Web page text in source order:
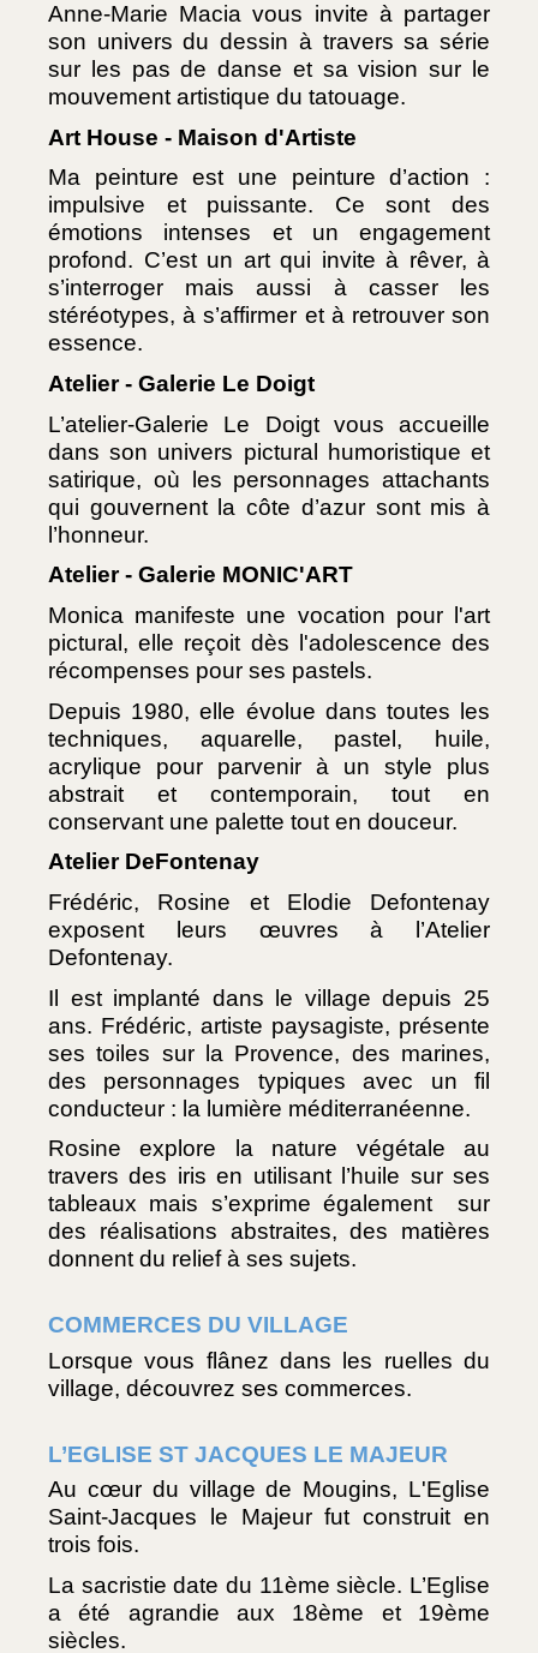
Anne-Marie Macia vous invite à partager
son univers du dessin à travers sa série
sur les pas de danse et sa vision sur le
mouvement artistique du tatouage.
Art House - Maison d'Artiste
Ma peinture est une peinture d’action :
impulsive et puissante. Ce sont des
émotions intenses et un engagement
profond. C’est un art qui invite à rêver, à
s’interroger mais aussi à casser les
stéréotypes, à s’affirmer et à retrouver son
essence.
Atelier - Galerie Le Doigt
L’atelier-Galerie Le Doigt vous accueille
dans son univers pictural humoristique et
satirique, où les personnages attachants
qui gouvernent la côte d’azur sont mis à
l’honneur.
Atelier - Galerie MONIC'ART
Monica manifeste une vocation pour l'art
pictural, elle reçoit dès l'adolescence des
récompenses pour ses pastels.
Depuis 1980, elle évolue dans toutes les
techniques, aquarelle, pastel, huile,
acrylique pour parvenir à un style plus
abstrait et contemporain, tout en
conservant une palette tout en douceur.
Atelier DeFontenay
Frédéric, Rosine et Elodie Defontenay
exposent leurs œuvres à l’Atelier
Defontenay.
Il est implanté dans le village depuis 25
ans. Frédéric, artiste paysagiste, présente
ses toiles sur la Provence, des marines,
des personnages typiques avec un fil
conducteur : la lumière méditerranéenne.
Rosine explore la nature végétale au
travers des iris en utilisant l’huile sur ses
tableaux mais s’exprime également  sur
des réalisations abstraites, des matières
donnent du relief à ses sujets.
COMMERCES DU VILLAGE
Lorsque vous flânez dans les ruelles du
village, découvrez ses commerces.
L’EGLISE ST JACQUES LE MAJEUR
Au cœur du village de Mougins, L'Eglise
Saint-Jacques le Majeur fut construit en
trois fois.
La sacristie date du 11ème siècle. L’Eglise
a été agrandie aux 18ème et 19ème
siècles.